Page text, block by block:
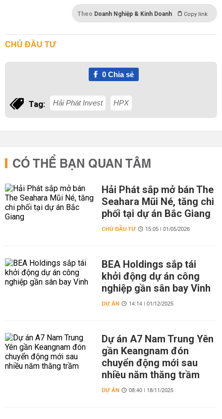
Theo Doanh Nghiệp & Kinh Doanh Copy link
CHỦ ĐẦU TƯ
0Chia sẻ
Tag: Hải Phát Invest HPX
CÓ THỂ BẠN QUAN TÂM
Hải Phát sắp mở bán The
Seahara Mũi Né, tăng chi
phối tại dự án Bắc Giang
CHỦ ĐẦU TƯ 15:05 | 01/05/2026
BEA Holdings sắp tái
khởi động dự án công
nghiệp gần sân bay Vinh
DỰ ÁN 14:14 | 01/12/2025
Dự án A7 Nam Trung Yên
gần Keangnam đón
chuyển động mới sau
nhiều năm thăng trầm
DỰ ÁN 08:40 | 18/11/2025